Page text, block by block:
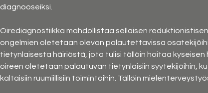
diagnooseiksi.
Oirediagnostiikka mahdollistaa sellaisen
ongelmien oletetaan olevan palautettavissa
tietynlaisesta häiriöstä, jota tulisi tällöin hoitaa
oireen oletetaan palautuvan tietynlaisiin syytekijöihin,
kaltaisiin ruumiillisiin toimintoihin. Tällöin